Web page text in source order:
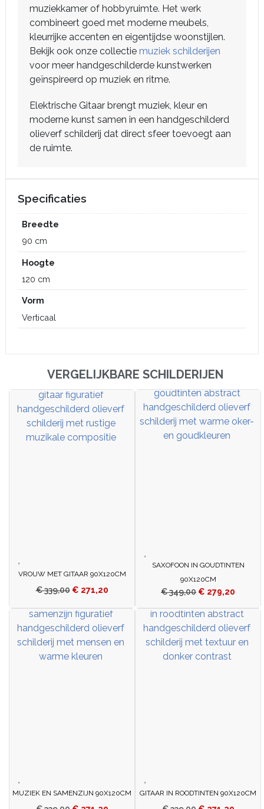
muziekkamer of hobbyruimte. Het werk
combineert goed met moderne meubels,
kleurrijke accenten en eigentijdse woonstijlen.
Bekijk ook onze collectie muziek schilderijen
voor meer handgeschilderde kunstwerken
geïnspireerd op muziek en ritme.
Elektrische Gitaar brengt muziek, kleur en
moderne kunst samen in een handgeschilderd
olieverf schilderij dat direct sfeer toevoegt aan
de ruimte.
Specificaties
Breedte
90 cm
Hoogte
120 cm
Vorm
Verticaal
VERGELIJKBARE SCHILDERIJEN
VROUW MET GITAAR 90X120CM
€339,00 € 271,20
SAXOFOON IN GOUDTINTEN
90X120CM
€349,00 € 279,20
MUZIEK EN SAMENZIJN 90X120CM GITAAR IN ROODTINTEN 90X120CM